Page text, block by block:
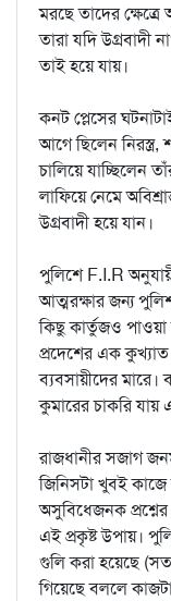
মরছে তাদের
তারা যদি উগ্রবাদী
তাই হয়ে যায়।
কনট প্লেসের
আগে ছিলেন নিরস্ত্র,
চালিয়ে যাচ্ছিলেন
লাফিয়ে নেমে
উগ্রবাদী হয়ে যান।
পুলিশে F.I.R
আত্মরক্ষার জন্য
কিছু কার্তুজও
প্রদেশের এক
ব্যবসায়ীদের মারে।
কুমারের চাকরি
রাজধানীর সজাগ
জিনিসটা খুবই কাজে
অসুবিধেজনক
এই প্রকৃষ্ট উপায়।
গুলি করা হয়েছে
গিয়েছে বললে